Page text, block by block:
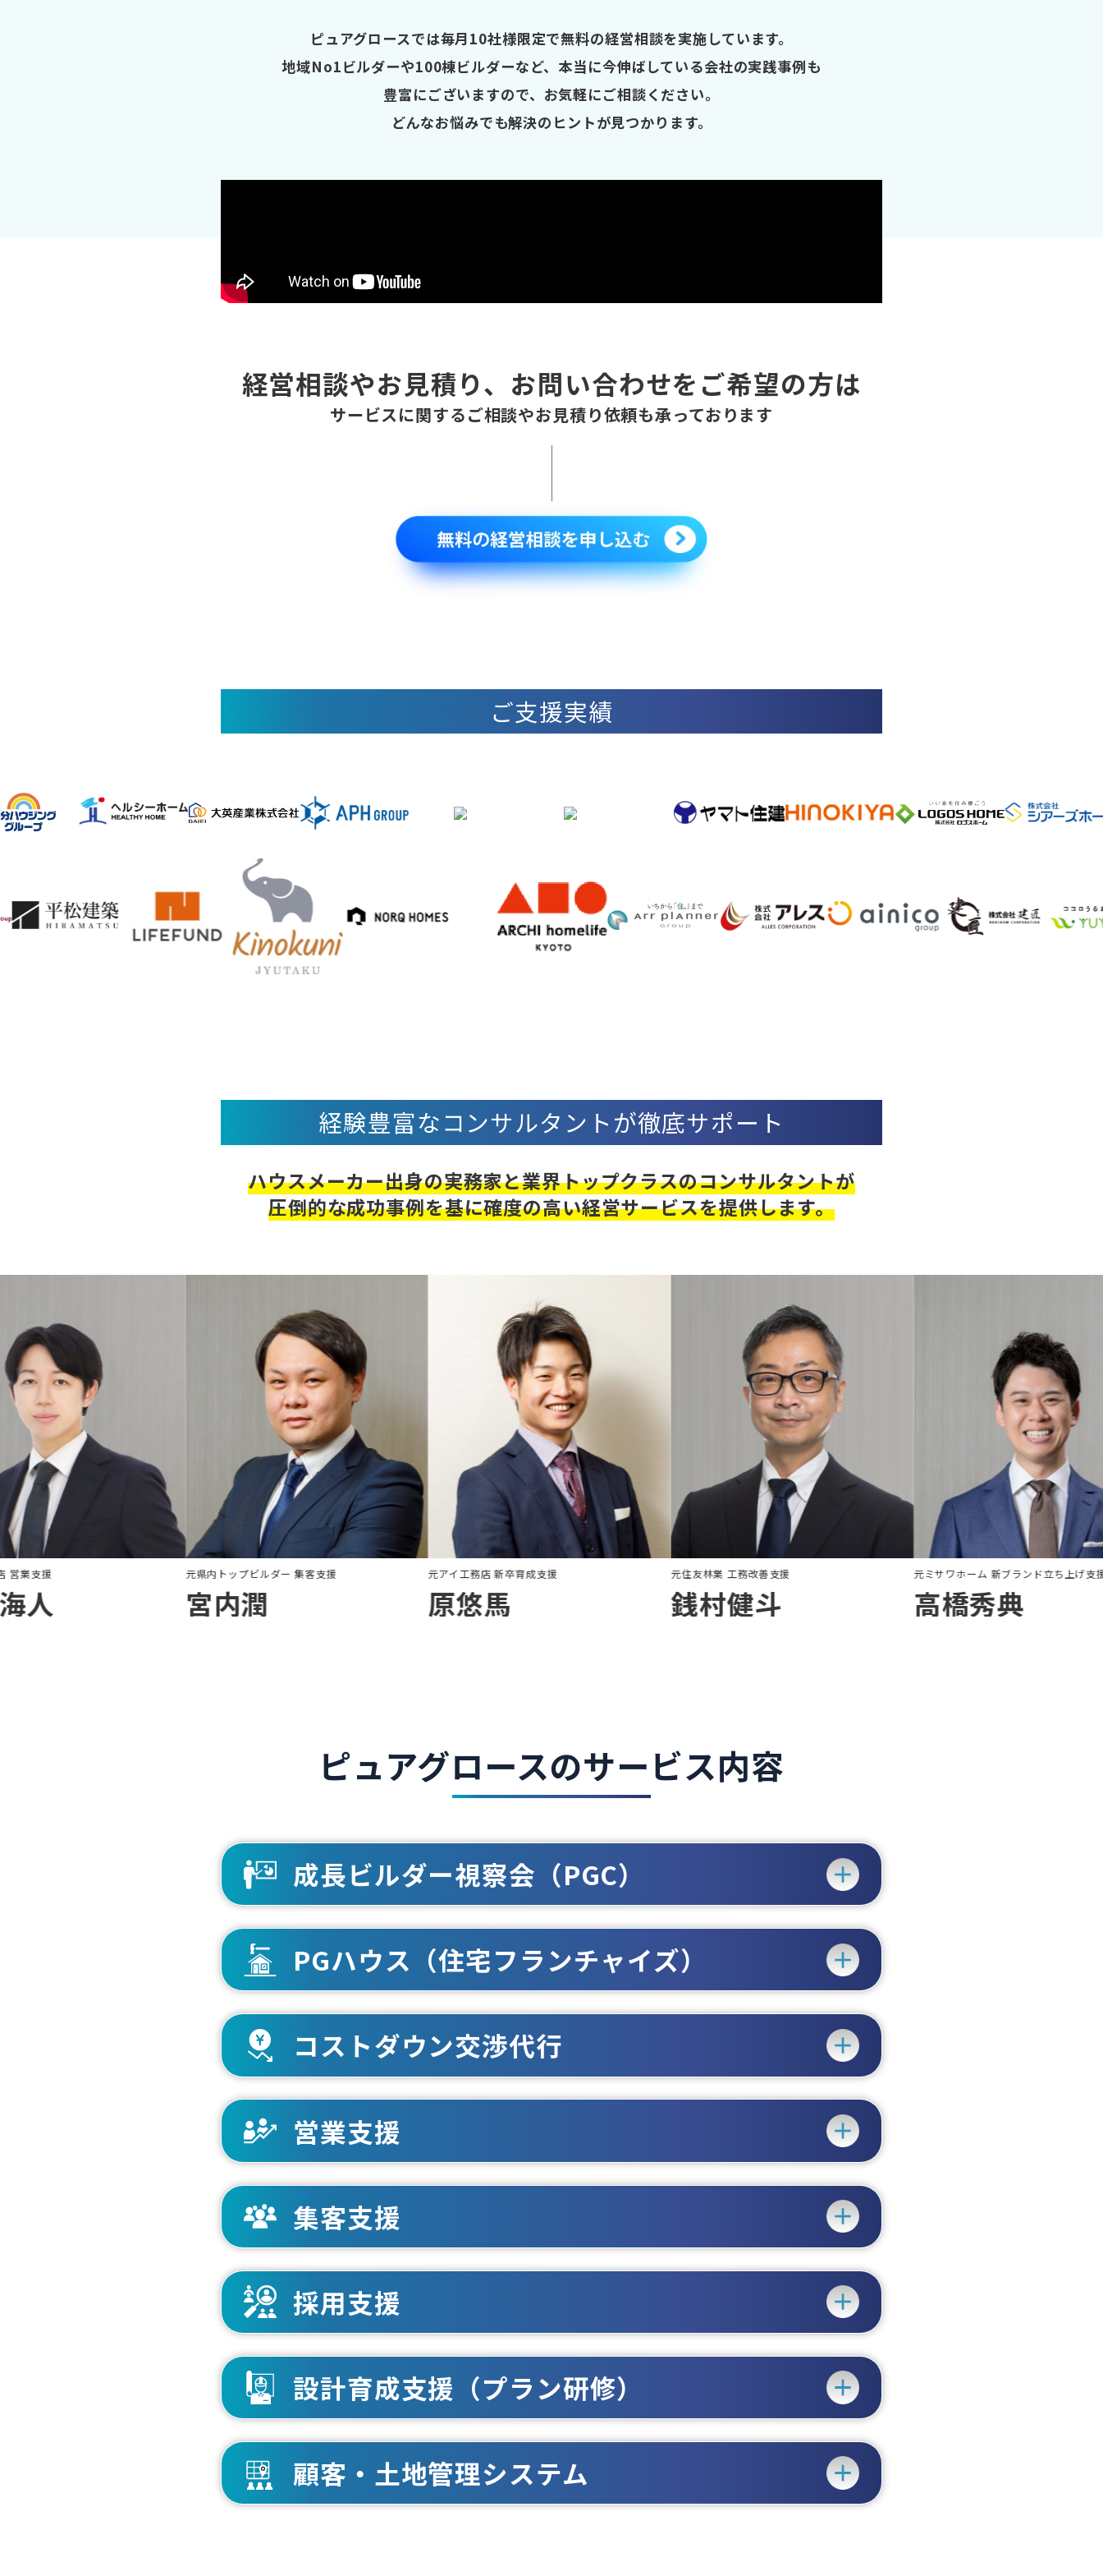
ピュアグロースでは毎月10社様限定で無料の経営相談を実施しています。
地域No1ビルダーや100棟ビルダーなど、本当に今伸ばしている会社の実践事例も
豊富にございますので、お気軽にご相談ください。
どんなお悩みでも解決のヒントが見つかります。
経営相談やお見積り、 お問い合わせをご希望の方は
サービスに関するご相談やお見積り依頼も承っております
ご支援実績
経験豊富なコンサルタントが徹底サポート
ハウスメーカー出身の実務家と業界トップクラスのコンサルタントが
圧倒的な成功事例を基に確度の高い経営サービスを提供します。
元一条工務店 営業支援
小村海人
元県内トップビルダー 集客支援
宮内潤
元アイ工務店 新卒育成支援
原悠馬
元住友林業 工務改善支援
銭村健斗
元ミサワホーム 新ブラン
高橋秀典
ピュアグロースのサービス内容
成長ビルダー視察会（PGC）
PGハウス（住宅フランチャイズ）
コストダウン交渉代行
営業支援
集客支援
採用支援
設計育成支援（プラン研修）
顧客・土地管理システム